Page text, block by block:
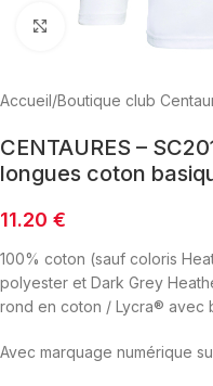
Click to enlarge
Accueil/Boutique club
CENTAURES –
longues coton
11.20 €
100% coton (sauf coloris
polyester et Dark Grey
rond en coton / Lycra® avec
Avec marquage numérique